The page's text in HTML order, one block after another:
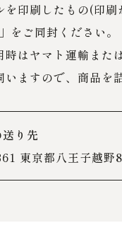
を印刷したもの(印
をご同封ください。
時はヤマト運輸また
いますので、商品を
り先
東京都八王子越